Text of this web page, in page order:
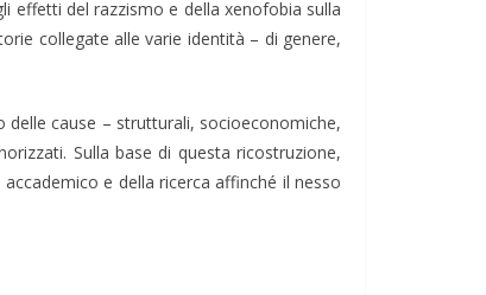
effetti del razzismo e della xenofobia sulla
collegate alle varie identità – di genere,
cause – strutturali, socioeconomiche,
Sulla base di questa ricostruzione,
e della ricerca affinché il nesso